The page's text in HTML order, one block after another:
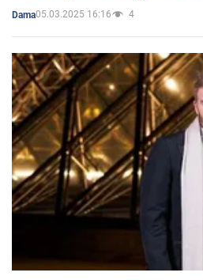
Dama05.03.2025 16:16 4